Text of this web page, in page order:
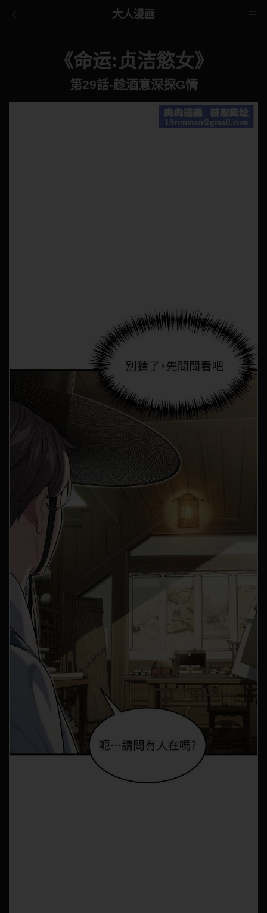
大人漫画
《命运:贞洁慾女》
第29話-趁酒意深探G情